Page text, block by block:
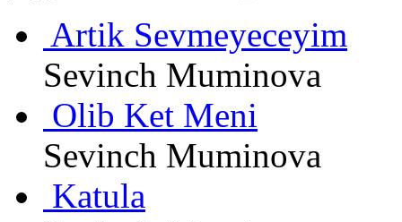
Artik Sevmeyeceyim
Sevinch Muminova
Olib Ket Meni
Sevinch Muminova
Katula